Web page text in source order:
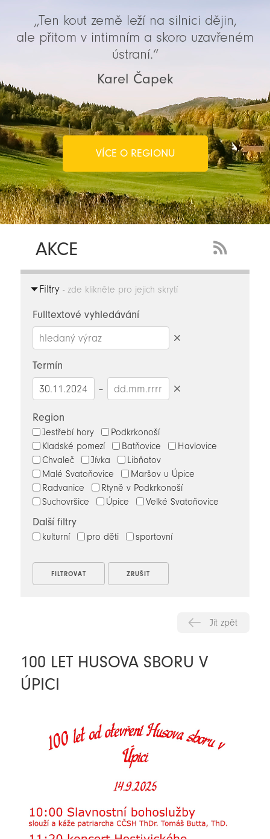
„Ten kout země leží na silnici dějin,
ale přitom v intimním a skoro uzavřeném
ústraní.“
Karel Čapek
VÍCE O REGIONU
AKCE
Feed
Filtry- zde klikněte pro jejich skrytí
Fulltextové vyhledávání
Termín
–
Region
Jestřebí hory
Podkrkonoší
Kladské pomezí
Batňovice
Havlovice
Chvaleč
Jívka
Libňatov
Malé Svatoňovice
Maršov u Úpice
Radvanice
Rtyně v Podkrkonoší
Suchovršice
Úpice Velké Svatoňovice
Další filtry
kulturní pro děti sportovní
Jít zpět
100 LET HUSOVA SBORU V
ÚPICI